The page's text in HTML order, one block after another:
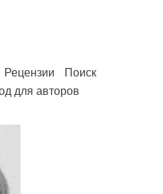
Рецензии
Поиск
для авторов